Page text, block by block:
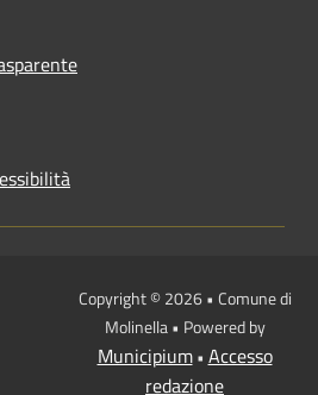
Copyright © 2026 • Comune di
Molinella • Powered by
Municipium• Accesso
redazione